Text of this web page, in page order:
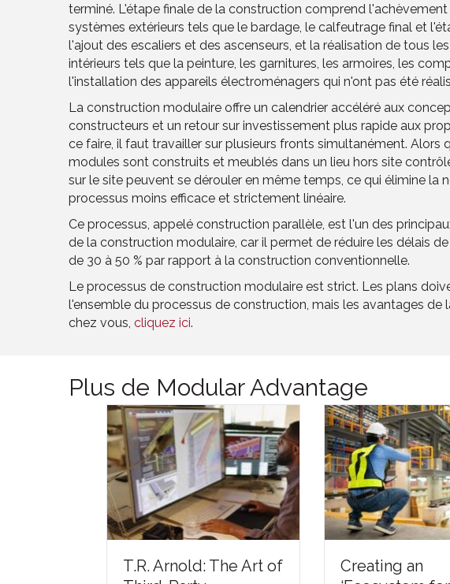
terminé. L'étape finale de la construction comprend l'achèvement
systèmes extérieurs tels que le bardage, le calfeutrage final et
l'ajout des escaliers et des ascenseurs, et la réalisation de tous
intérieurs tels que la peinture, les garnitures, les armoires, les
l'installation des appareils électroménagers qui n'ont pas été
La construction modulaire offre un calendrier accéléré aux
constructeurs et un retour sur investissement plus rapide aux
ce faire, il faut travailler sur plusieurs fronts simultanément. Alors
modules sont construits et meublés dans un lieu hors site
sur le site peuvent se dérouler en même temps, ce qui élimine la
processus moins efficace et strictement linéaire.
Ce processus, appelé construction parallèle, est l'un des
de la construction modulaire, car il permet de réduire les délais
de 30 à 50 % par rapport à la construction conventionnelle.
Le processus de construction modulaire est strict. Les plans
l'ensemble du processus de construction, mais les avantages
chez vous, cliquez ici.
Plus de Modular Advantage
Creating an